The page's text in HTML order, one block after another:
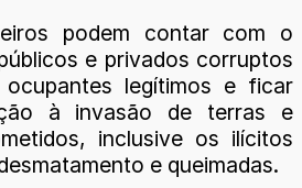
podem contar com o
e privados corruptos
legítimos e ficar
à invasão de terras e
inclusive os ilícitos
e queimadas.